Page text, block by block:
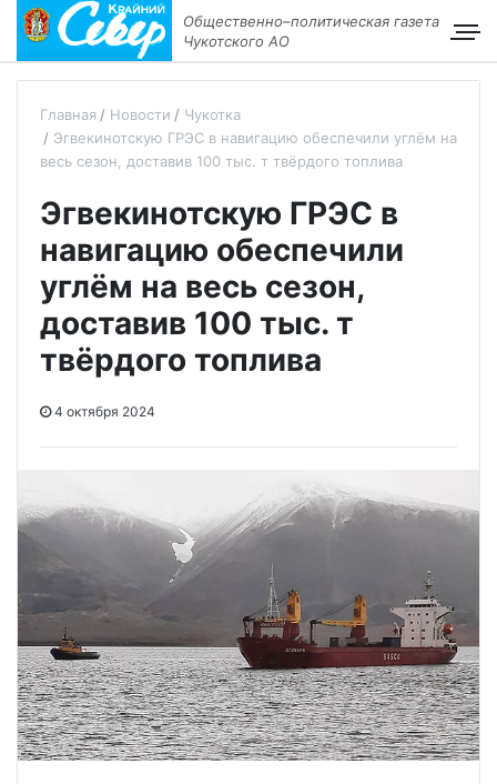
Общественно–политическая газета
Чукотского АО
Главная Новости
Чукотка
Эгвекинотскую ГРЭС в навигацию обеспечили углём на
весь сезон, доставив 100 тыс. т твёрдого топлива
Эгвекинотскую ГРЭС в
навигацию обеспечили
углём на весь сезон,
доставив 100 тыс. т
твёрдого топлива
4 октября 2024